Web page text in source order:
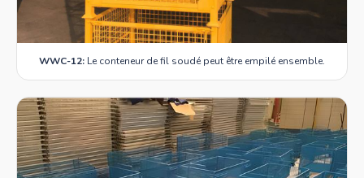
WWC-12: Le conteneur de fil soudé peut être empilé ensemble.